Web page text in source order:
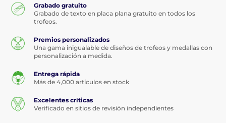
Grabado gratuito
Grabado de texto en placa plana gratuito en todos los
trofeos.
Premios personalizados
Una gama inigualable de diseños de trofeos y medallas con
personalización a medida.
Entrega rápida
Más de 4,000 artículos en stock
Excelentes críticas
Verificado en sitios de revisión independientes